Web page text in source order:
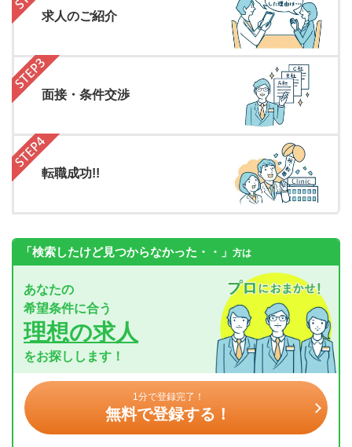
求人のご紹介
面接・条件交渉
転職成功!!
「検索したけど見つからなかった・・」 方は
あなたの
希望条件に合う
理想の求人
をお探しします！
1分で登録完了！
無料で登録する！